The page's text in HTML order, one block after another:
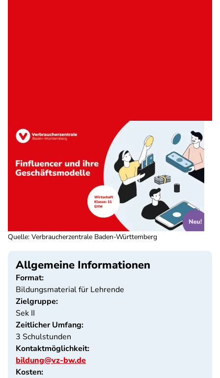
Quelle: Verbraucherzentrale Baden-Württemberg
Allgemeine Informationen
Format:
Bildungsmaterial für Lehrende
Zielgruppe:
Sek II
Zeitlicher Umfang:
3 Schulstunden
Kontaktmöglichkeit:
bildung@vz-bw.de
Kosten: